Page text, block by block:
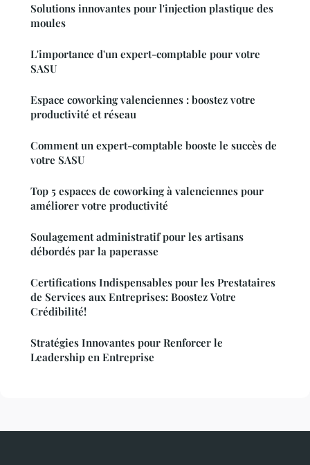
Solutions innovantes pour l'injection plastique des
moules
L'importance d'un expert-comptable pour votre
SASU
Espace coworking valenciennes : boostez votre
productivité et réseau
Comment un expert-comptable booste le succès de
votre SASU
Top 5 espaces de coworking à valenciennes pour
améliorer votre productivité
Soulagement administratif pour les artisans
débordés par la paperasse
Certifications Indispensables pour les Prestataires
de Services aux Entreprises: Boostez Votre
Crédibilité!
Stratégies Innovantes pour Renforcer le
Leadership en Entreprise